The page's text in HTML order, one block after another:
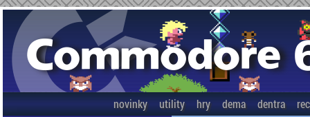
novinky utility hry dema dentra